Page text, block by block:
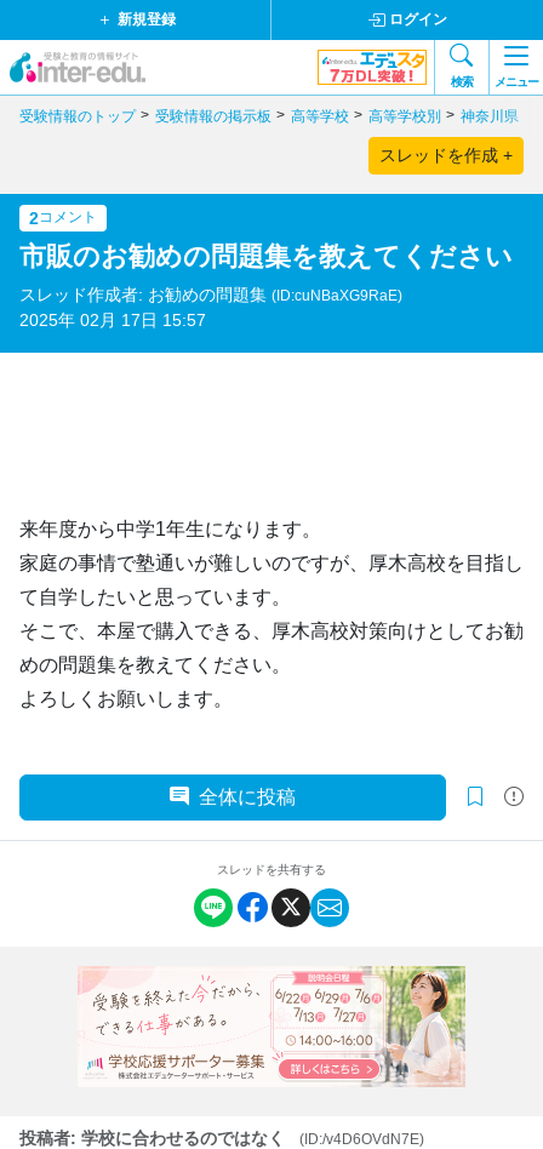
新規登録 ログイン
検索 メニュー
受験情報のトップ 受験情報の掲示板 高等学校 高等学校別 神奈川県
スレッドを作成 +
2コメント
市販のお勧めの問題集を教えてください
スレッド作成者: お勧めの問題集 (ID:cuNBaXG9RaE)
2025年 02月 17日 15:57
来年度から中学1年生になります。
家庭の事情で塾通いが難しいのですが、厚木高校を目指し
て自学したいと思っています。
そこで、本屋で購入できる、厚木高校対策向けとしてお勧
めの問題集を教えてください。
よろしくお願いします。
全体に投稿
スレッドを共有する
投稿者: 学校に合わせるのではなく
(ID:/v4D6OVdN7E)